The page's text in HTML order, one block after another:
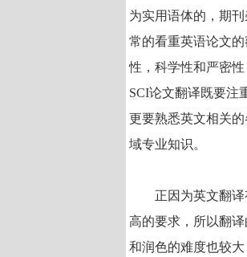
为实用语体的，期
常的看重英语论文
性，科学性和严密
SCI论文翻译既要注
更要熟悉英文相关的
域专业知识。
正因为英文翻
高的要求，所以翻
和润色的难度也较